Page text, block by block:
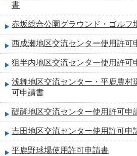
書
赤坂総合公園グラウンド・ゴルフ
西成瀬地区交流センター使用許可
狙半内地区交流センター使用許可
浅舞地区交流センター・平鹿農村
可申請書
醍醐地区交流センター使用許可申
吉田地区交流センター使用許可申
平鹿野球場使用許可申請書